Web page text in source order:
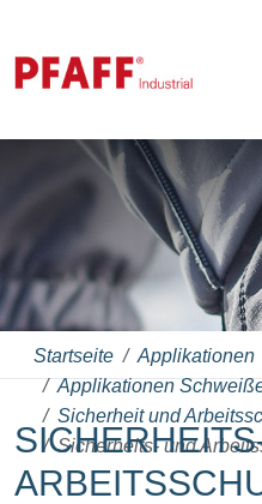
Startseite
Applikationen
Applikationen
Sicherheit und
Sicherheits- und